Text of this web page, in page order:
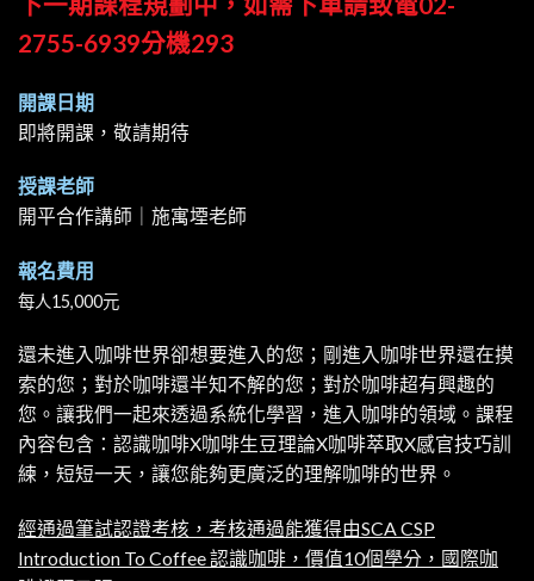
2755-6939分機293
開課日期
即將開課，敬請期待
授課老師
開平合作講師｜施寓堙老師
報名費用
每人15,000元
還未進入咖啡世界卻想要進入的您；剛進入咖啡世界還在摸
索的您；對於咖啡還半知不解的您；對於咖啡超有興趣的
您。讓我們一起來透過系統化學習，進入咖啡的領域。課程
內容包含：認識咖啡X咖啡生豆理論X咖啡萃取X感官技巧訓
練，短短一天，讓您能夠更廣泛的理解咖啡的世界。
經通過筆試認證考核，考核通過能獲得由SCA CSP
Introduction To Coffee 認識咖啡，價值10個學分，國際咖